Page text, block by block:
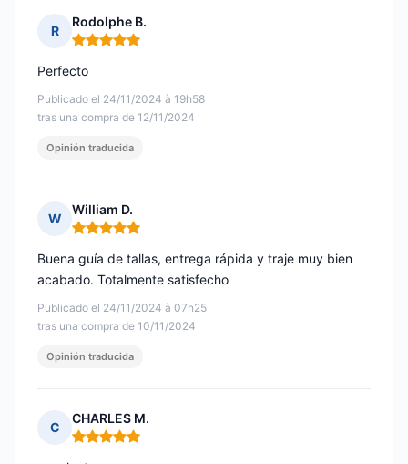
R
Rodolphe B.
Nota: 5 de 5
Publicado el 24/11/2024 à 19h58
tras una compra de 12/11/2024
Perfecto
Opinión traducida
W
William D.
Nota: 5 de 5
Publicado el 24/11/2024 à 07h25
tras una compra de 10/11/2024
Buena guía de tallas, entrega rápida y traje muy bien
acabado. Totalmente satisfecho
Opinión traducida
C
CHARLES M.
Nota: 5 de 5